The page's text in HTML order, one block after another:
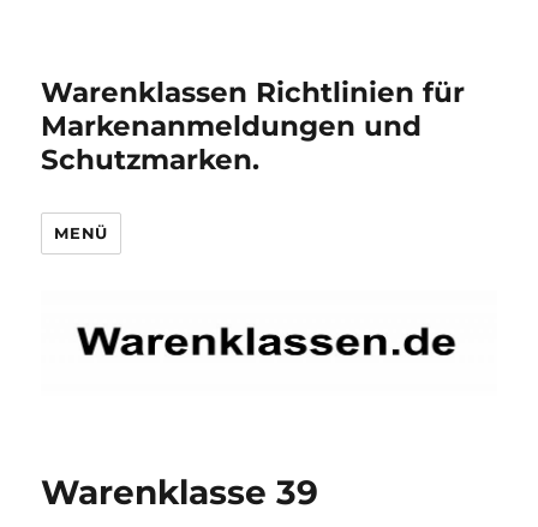
Warenklassen Richtlinien für
Markenanmeldungen und
Schutzmarken.
MENÜ
Warenklasse 39